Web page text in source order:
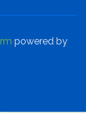
powered by